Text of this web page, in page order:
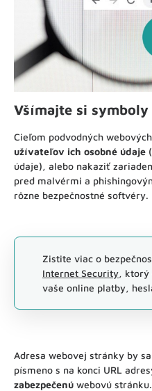
Všímajte si symboly
Cieľom podvodných
užívateľov ich osobné údaje
údaje), alebo nakaziť
pred malvérmi a
rôzne bezpečnostné softvéry.
Zistite viac o
Internet Security, ktorý
vaše online platby,
Adresa webovej stránky by
písmeno s na konci URL
zabezpečenú webovú